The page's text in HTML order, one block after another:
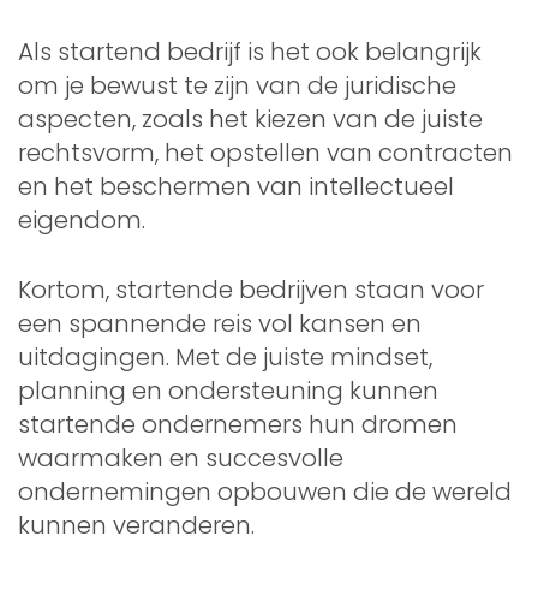
Als startend bedrijf is het ook belangrijk
om je bewust te zijn van de juridische
aspecten, zoals het kiezen van de juiste
rechtsvorm, het opstellen van contracten
en het beschermen van intellectueel
eigendom.
Kortom, startende bedrijven staan voor
een spannende reis vol kansen en
uitdagingen. Met de juiste mindset,
planning en ondersteuning kunnen
startende ondernemers hun dromen
waarmaken en succesvolle
ondernemingen opbouwen die de wereld
kunnen veranderen.